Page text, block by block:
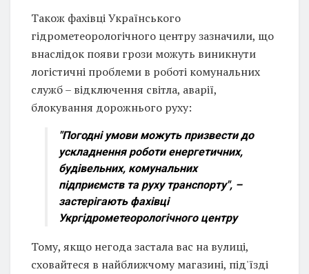
Також фахівці Українського
гідрометеорологічного центру зазначили, що
внаслідок появи грози можуть виникнути
логістичні проблеми в роботі комунальних
служб – відключення світла, аварії,
блокування дорожнього руху:
"Погодні умови можуть призвести до
ускладнення роботи енергетичних,
будівельних, комунальних
підприємств та руху транспорту", –
застерігають фахівці
Укргідрометеорологічного центру
Тому, якщо негода застала вас на вулиці,
сховайтеся в найближчому магазині, під'їзді